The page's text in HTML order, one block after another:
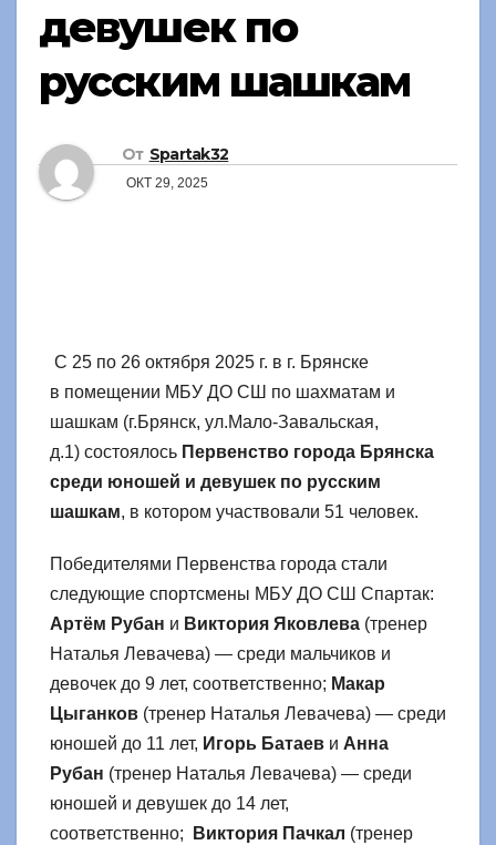
девушек по
русским шашкам
От Spartak32
ОКТ 29, 2025
С 25 по 26 октября 2025 г. в г. Брянске
в помещении МБУ ДО СШ по шахматам и
шашкам (г.Брянск, ул.Мало-Завальская,
д.1) состоялось Первенство города Брянска
среди юношей и девушек по русским
шашкам, в котором участвовали 51 человек.
Победителями Первенства города стали
следующие спортсмены МБУ ДО СШ Спартак:
Артём Рубан и Виктория Яковлева (тренер
Наталья Левачева) — среди мальчиков и
девочек до 9 лет, соответственно; Макар
Цыганков (тренер Наталья Левачева) — среди
юношей до 11 лет, Игорь Батаев и Анна
Рубан (тренер Наталья Левачева) — среди
юношей и девушек до 14 лет,
соответственно;
Виктория Пачкал (тренер